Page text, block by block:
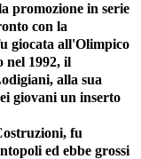
promozione in serie
con la
giocata all'Olimpico
nel 1992, il
alla sua
giovani un inserto
fu
ed ebbe grossi